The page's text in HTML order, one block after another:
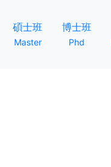
碩士班 (current)
Master
博士班
Phd